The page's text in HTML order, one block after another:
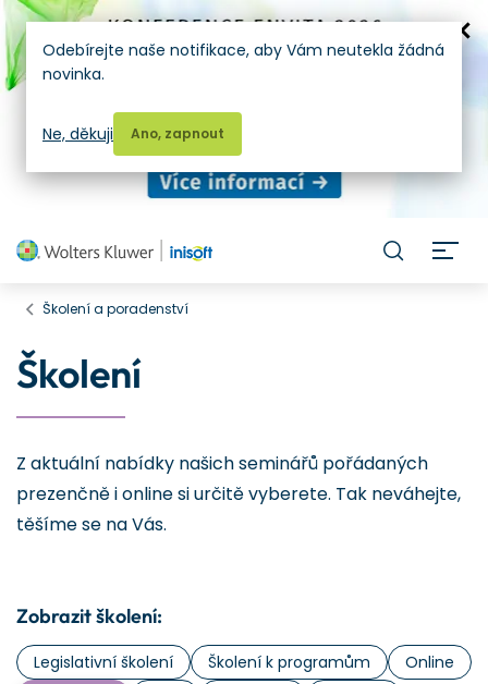
Školení a poradenství
Školení
Z aktuální nabídky našich seminářů pořádaných
prezenčně i online si určitě vyberete. Tak neváhejte,
těšíme se na Vás.
Zobrazit školení:
Legislativní školení Školení k programům
Online
Odebírejte naše notifikace, aby Vám neutekla žádná
novinka.
Ano, zapnout
Ne, děkuji